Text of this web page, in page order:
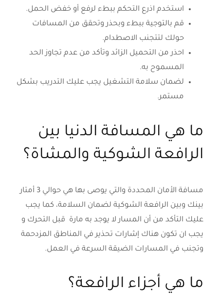
استخدم اذرع التحكم ببطء لرفع أو خفض الحمل.
قم بالتوجية ببطء وبحذر وتحقق من المسافات
حولك لتتجنب الاصطدام.
احذر من التحميل الزائد وتأكد من عدم تجاوز الحد
المسموح به.
لضمان سلامة التشغيل يجب عليك التدريب بشكل
مستمر.
ما هي المسافة الدنيا بين
الرافعة الشوكية والمشاة؟
مسافة الأمان المحددة والتي يوصى بها هي حوالي 3 أمتار
بينك وبين الرافعة الشوكية لضمان السلامة، كما يجب
عليك التأكد من أن المسار لا يوجد به مارة قبل التحرك و
يجب ان تكون هناك إشارات تحذير في المناطق المزدحمة
وتجنب في المسارات الضيقة السرعة في العمل.
ما هي أجزاء الرافعة؟